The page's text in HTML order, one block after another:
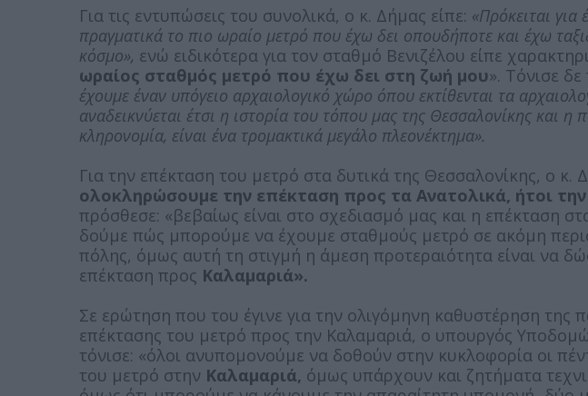
Για τις εντυπώσεις του συνολικά, ο κ. Δήμας είπε: «Πρόκειται για
πραγματικά το πιο ωραίο μετρό που έχω δει οπουδήποτε και έχω
κόσμο», ενώ ειδικότερα για τον σταθμό Βενιζέλου είπε
ωραίος σταθμός μετρό που έχω δει στη ζωή μου». Τόνισε
έχουμε έναν υπόγειο αρχαιολογικό χώρο όπου εκτίθενται τα
αναδεικνύεται έτσι η ιστορία του τόπου μας της Θεσσαλονίκης και η
κληρονομία, είναι ένα τρομακτικά μεγάλο πλεονέκτημα».
Για την επέκταση του μετρό στα δυτικά της Θεσσαλονίκης, ο κ.
ολοκληρώσουμε την επέκταση προς τα Ανατολικά, ήτοι
πρόσθεσε: «βεβαίως είναι στο σχεδιασμό μας και η επέκταση
δούμε πώς μπορούμε να έχουμε σταθμούς μετρό σε ακόμη
πόλης, όμως αυτή τη στιγμή η άμεση προτεραιότητα είναι να
επέκταση προς Καλαμαριά».
Σε ερώτηση που του έγινε για την ολιγόμηνη καθυστέρηση της
επέκτασης του μετρό προς την Καλαμαριά, ο υπουργός
τόνισε: «όλοι ανυπομονούμε να δοθούν στην κυκλοφορία οι
του μετρό στην Καλαμαριά, όμως υπάρχουν και ζητήματα